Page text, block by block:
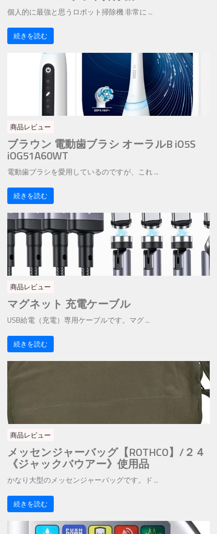
個人的に最強と思うロボット掃除機 非常に ...
続きを読む
商品レビュー
ブラウン 電動歯ブラシ オーラルB iO5S
iOG51A60WT
電動歯ブラシを愛用しているのですが、これ ...
続きを読む
商品レビュー
マグネット 充電ケーブル
USB給電（充電）専用ケーブルです。マグ ...
続きを読む
商品レビュー
メッセンジャーバッグ【ROTHCO】/２４
《ジャックバウアー》使用品
かなり大型のメッセンジャーバッグです。ド ...
続きを読む